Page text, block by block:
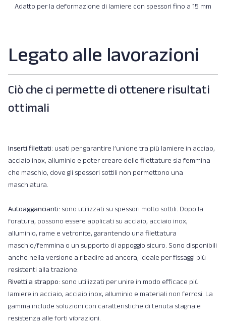
Adatto per la deformazione di lamiere con spessori fino a 15 mm
Legato alle lavorazioni
Ciò che ci permette di ottenere risultati
ottimali
Inserti filettati: usati per garantire l’unione tra più lamiere in acciao,
acciaio inox, alluminio e poter creare delle filettature sia femmina
che maschio, dove gli spessori sottili non permettono una
maschiatura.
Autoaggancianti: sono utilizzati su spessori molto sottili. Dopo la
foratura, possono essere applicati su acciaio, acciaio inox,
alluminio, rame e vetronite, garantendo una filettatura
maschio/femmina o un supporto di appoggio sicuro. Sono disponibili
anche nella versione a ribadire ad ancora, ideale per fissaggi più
resistenti alla trazione.
Rivetti a strappo: sono utilizzati per unire in modo efficace più
lamiere in acciaio, acciaio inox, alluminio e materiali non ferrosi. La
gamma include soluzioni con caratteristiche di tenuta stagna e
resistenza alle forti vibrazioni.